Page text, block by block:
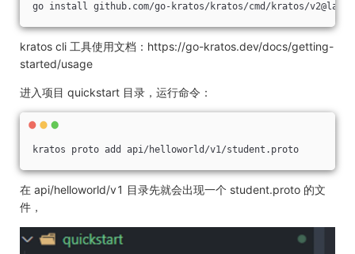
go install github.com/go-kratos/kratos/cmd/kratos/
kratos cli 工具使用文档：https://go-kratos.dev/docs/getting-
started/usage
进入项目 quickstart 目录，运行命令：
kratos proto add api/helloworld/v1/student.proto
在 api/helloworld/v1 目录先就会出现一个 student.proto 的文
件，